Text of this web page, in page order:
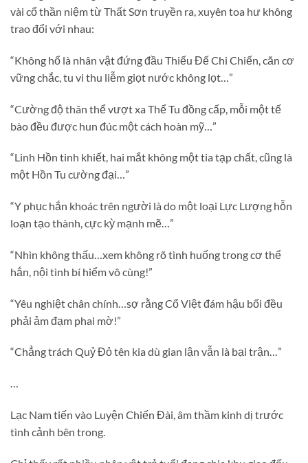
vài cổ thần niệm từ Thất Sơn truyền ra, xuyên toa hư không
trao đổi với nhau:
“Không hổ là nhân vật đứng đầu Thiếu Đế Chi Chiến, căn cơ
vững chắc, tu vi thu liễm giọt nước không lọt…”
“Cường độ thân thể vượt xa Thể Tu đồng cấp, mỗi một tế
bào đều được hun đúc một cách hoàn mỹ…”
“Linh Hồn tinh khiết, hai mắt không một tia tạp chất, cũng là
một Hồn Tu cường đại…”
“Y phục hắn khoác trên người là do một loại Lực Lượng hỗn
loạn tạo thành, cực kỳ mạnh mẽ…”
“Nhìn không thấu…xem không rõ tình huống trong cơ thể
hắn, nội tình bí hiểm vô cùng!”
“Yêu nghiệt chân chính…sợ rằng Cổ Việt đám hậu bối đều
phải ảm đạm phai mờ!”
“Chẳng trách Quỷ Đỏ tên kia dù gian lận vẫn là bại trận…”
…
Lạc Nam tiến vào Luyện Chiến Đài, âm thầm kinh dị trước
tình cảnh bên trong.